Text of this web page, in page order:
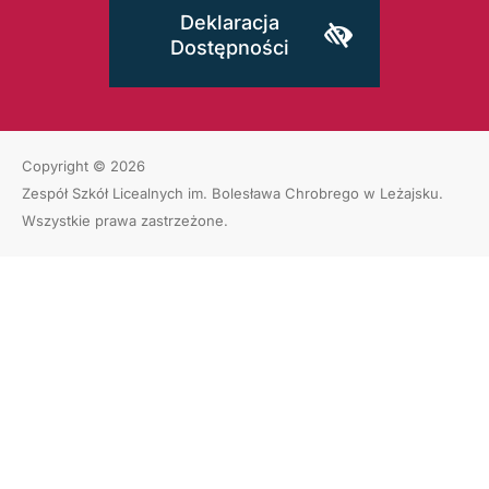
Deklaracja
Dostępności
Copyright © 2026
Zespół Szkół Licealnych im. Bolesława Chrobrego w Leżajsku.
Wszystkie prawa zastrzeżone.